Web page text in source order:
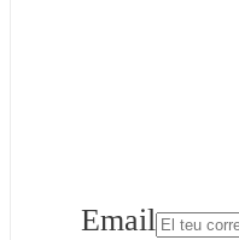
Email